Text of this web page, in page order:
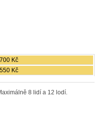
Kč
Kč
8 lidí a 12 lodí.